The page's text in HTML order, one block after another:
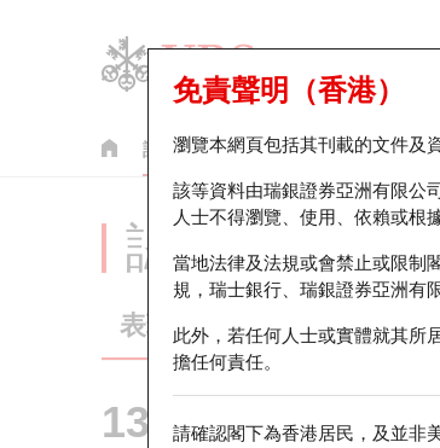
認股證 牛熊證 美股指數產品
免責聲明（香港）
瀏覽本網頁包括其刊載的文件及
該等資料由瑞銀證券亞洲有限公
人士不得瀏覽、使用、依賴或根
當地法律及法規或會禁止或限制
規，瑞士銀行、瑞銀證券亞洲有
此外，若任何人士或實體就其所
擔任何責任。
請確認閣下為香港居民，及並非
認股證分析
表現 街貨統計 比較
13329 瑞銀認沽